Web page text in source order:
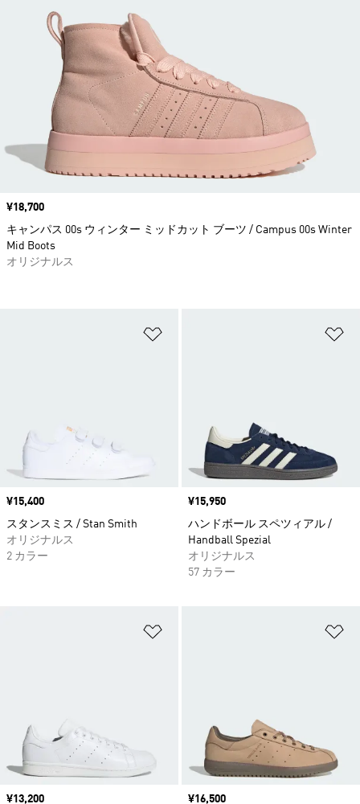
価格
¥15,400
スタンスミス / Stan Smith
オリジナルス
2 カラー
価格
¥15,950
ハンドボール スペツィアル /
Handball Spezial
オリジナルス
57 カラー
価格
¥13,200
価格
¥16,500
価格
¥18,700
キャンパス 00s ウィンター ミッドカット ブーツ / Campus 00s Winter
Mid Boots
オリジナルス